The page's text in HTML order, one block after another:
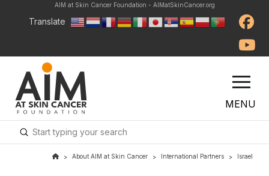
AIM at Skin Cancer Foundation - AIMatSkinCancer.org
Translate
MENU
Search
Submit
> About AIM at Skin Cancer > International Partners > Israel